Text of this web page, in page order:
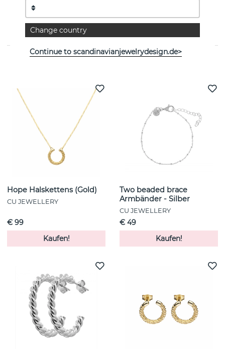
EIGENSCHAFTEN
Kollektion:
Hope Halskettens (Gold)
CU JEWELLERY
€ 99
Kaufen!
Two beaded brace
Armbänder - Silber
CU JEWELLERY
€ 49
Kaufen!
Change country
Continue to scandinavianjewelrydesign.de>